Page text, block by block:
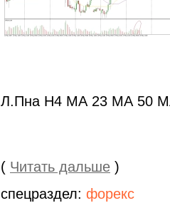
Л.Пна Н4 МА 23 МА 50
( Читать дальше )
спецраздел: форекс